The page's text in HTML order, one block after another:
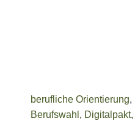
berufliche Orientierung,
Berufswahl , Digitalpakt,